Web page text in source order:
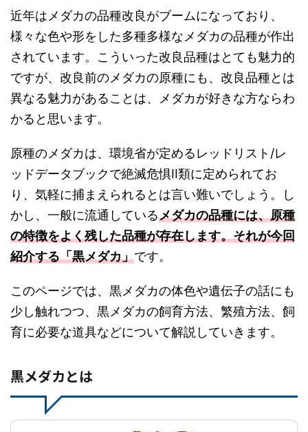
近年はメダカの品種改良がブームになっており、
様々な色や形をした多種多様なメダカの品種が作出
されています。こういった改良品種はとても魅力的
ですが、改良前のメダカの原種にも、改良品種とは
異なる魅力があることは、メダカが好きな方ならわ
かると思います。
原種のメダカは、環境省が定めるレッドリスト/レ
ッドデータブックで絶滅危惧II類に定められてお
り、気軽に捕まえられるとは言い難いでしょう。し
かし、一般に流通しているメダカの品種には、原種
の特徴をよく残した品種が存在します。それが今回
紹介する「黒メダカ」です。
このページでは、黒メダカの体色や遺伝子の話にも
少し触れつつ、黒メダカの飼育方法、繁殖方法、飼
育に必要な道具などについて解説していきます。
黒メダカとは